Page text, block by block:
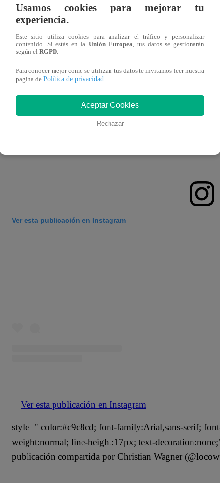
width:100%;" target="_blank" rel="noopener">
Ver esta publicación en Instagram
Ver esta publicación en Instagram
style=" color:#c9c8cd; font-family:Arial,sans-serif;
weight:normal; line-height:17px; text-
publicación compartida por Christian Wagner
Usamos cookies para mejorar tu
experiencia.
Este sitio utiliza cookies para analizar el tráfico y personalizar
contenido. Si estás en la Unión Europea , tus datos se gestionarán
según el RGPD
Para conocer mejor como se utilizan tus datos te invitamos leer nuestra
pagina de Política de privacidad
Aceptar Cookies
Rechazar